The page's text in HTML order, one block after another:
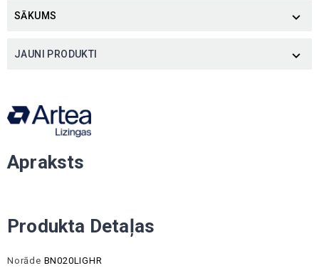
SĀKUMS 
JAUNI PRODUKTI 
Apraksts
Produkta Detaļas
Norāde BN020LIGHR